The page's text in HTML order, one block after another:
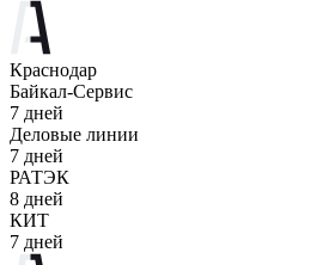
Краснодар
Байкал-Сервис
7 дней
Деловые линии
7 дней
РАТЭК
8 дней
КИТ
7 дней